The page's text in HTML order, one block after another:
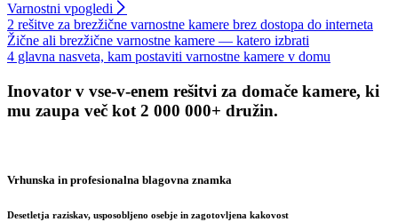
Varnostni vpogledi
2 rešitve za brezžične varnostne kamere brez dostopa do interneta
Žične ali brezžične varnostne kamere — katero izbrati
4 glavna nasveta, kam postaviti varnostne kamere v domu
Inovator v vse-v-enem rešitvi za domače kamere, ki
mu zaupa več kot 2 000 000+ družin.
Vrhunska in profesionalna blagovna znamka
Desetletja raziskav, usposobljeno osebje in zagotovljena kakovost